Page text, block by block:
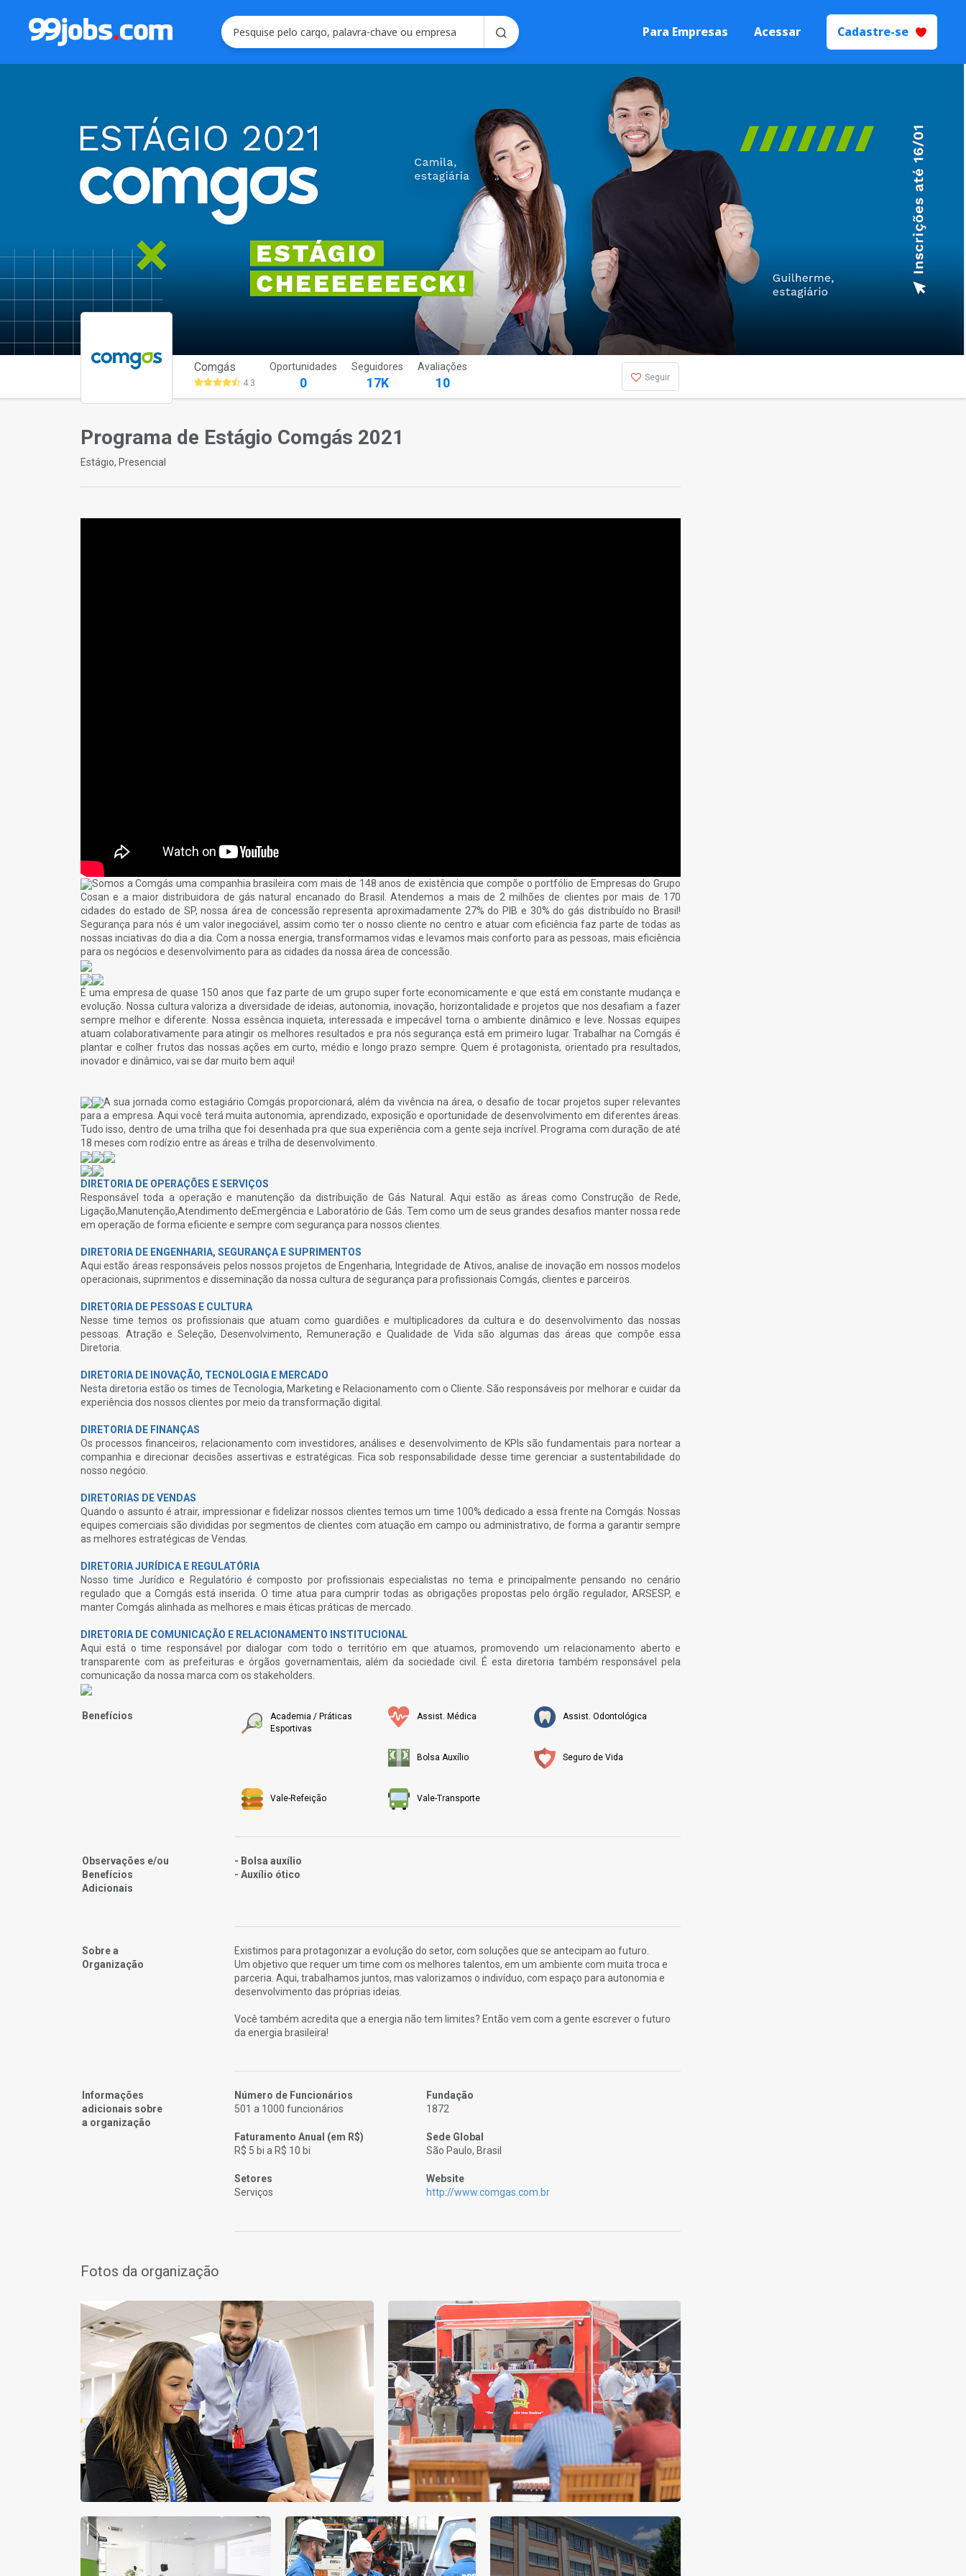
Para Empresas
Consultoria em Processos de
Seleção e Employer Branding.
Soluções para Recrutamento e
Seleção
Gerencie processos seletivos de
forma inteligente.
Acessar Cadastre-se
Comgás
4.3
Oportunidades
0
Seguidores
17K
Avaliações
10 Seguir
Programa de Estágio Comgás 2021
Estágio, Presencial
Somos a Comgás uma companhia brasileira com mais de 148 anos de existência que compõe o portfólio de Empresas do Grupo
Cosan e a maior distribuidora de gás natural encanado do Brasil. Atendemos a mais de 2 milhões de clientes por mais de 170
cidades do estado de SP, nossa área de concessão representa aproximadamente 27% do PIB e 30% do gás distribuído no Brasil!
Segurança para nós é um valor inegociável, assim como ter o nosso cliente no centro e atuar com eficiência faz parte de todas as
nossas inciativas do dia a dia. Com a nossa energia, transformamos vidas e levamos mais conforto para as pessoas, mais eficiência
para os negócios e desenvolvimento para as cidades da nossa área de concessão.
É uma empresa de quase 150 anos que faz parte de um grupo super forte economicamente e que está em constante mudança e
evolução. Nossa cultura valoriza a diversidade de ideias, autonomia, inovação, horizontalidade e projetos que nos desafiam a fazer
sempre melhor e diferente. Nossa essência inquieta, interessada e impecável torna o ambiente dinâmico e leve. Nossas equipes
atuam colaborativamente para atingir os melhores resultados e pra nós segurança está em primeiro lugar. Trabalhar na Comgás é
plantar e colher frutos das nossas ações em curto, médio e longo prazo sempre. Quem é protagonista, orientado pra resultados,
inovador e dinâmico, vai se dar muito bem aqui!
A sua jornada como estagiário Comgás proporcionará, além da vivência na área, o desafio de tocar projetos super relevantes
para a empresa. Aqui você terá muita autonomia, aprendizado, exposição e oportunidade de desenvolvimento em diferentes áreas.
Tudo isso, dentro de uma trilha que foi desenhada pra que sua experiência com a gente seja incrível. Programa com duração de até
18 meses com rodízio entre as áreas e trilha de desenvolvimento.
DIRETORIA DE OPERAÇÕES E SERVIÇOS
Responsável toda a operação e manutenção da distribuição de Gás Natural. Aqui estão as áreas como Construção de Rede,
Ligação,Manutenção,Atendimento deEmergência e Laboratório de Gás. Tem como um de seus grandes desafios manter nossa rede
em operação de forma eficiente e sempre com segurança para nossos clientes.
DIRETORIA DE ENGENHARIA, SEGURANÇA E SUPRIMENTOS
Aqui estão áreas responsáveis pelos nossos projetos de Engenharia, Integridade de Ativos, analise de inovação em nossos modelos
operacionais, suprimentos e disseminação da nossa cultura de segurança para profissionais Comgás, clientes e parceiros.
DIRETORIA DE PESSOAS E CULTURA
Nesse time temos os profissionais que atuam como guardiões e multiplicadores da cultura e do desenvolvimento das nossas
pessoas. Atração e Seleção, Desenvolvimento, Remuneração e Qualidade de Vida são algumas das áreas que compõe essa
Diretoria.
DIRETORIA DE INOVAÇÃO, TECNOLOGIA E MERCADO
Nesta diretoria estão os times de Tecnologia, Marketing e Relacionamento com o Cliente. São responsáveis por melhorar e cuidar da
experiência dos nossos clientes por meio da transformação digital.
DIRETORIA DE FINANÇAS
Os processos financeiros, relacionamento com investidores, análises e desenvolvimento de KPIs são fundamentais para nortear a
companhia e direcionar decisões assertivas e estratégicas. Fica sob responsabilidade desse time gerenciar a sustentabilidade do
nosso negócio.
DIRETORIAS DE VENDAS
Quando o assunto é atrair, impressionar e fidelizar nossos clientes temos um time 100% dedicado a essa frente na Comgás. Nossas
equipes comerciais são divididas por segmentos de clientes com atuação em campo ou administrativo, de forma a garantir sempre
as melhores estratégicas de Vendas.
DIRETORIA JURÍDICA E REGULATÓRIA
Nosso time Jurídico e Regulatório é composto por profissionais especialistas no tema e principalmente pensando no cenário
regulado que a Comgás está inserida. O time atua para cumprir todas as obrigações propostas pelo órgão regulador, ARSESP, e
manter Comgás alinhada as melhores e mais éticas práticas de mercado.
DIRETORIA DE COMUNICAÇÃO E RELACIONAMENTO INSTITUCIONAL
Aqui está o time responsável por dialogar com todo o território em que atuamos, promovendo um relacionamento aberto e
transparente com as prefeituras e órgãos governamentais, além da sociedade civil. É esta diretoria também responsável pela
comunicação da nossa marca com os stakeholders.
Benefícios
Academia / Práticas
Esportivas
Assist. Médica Assist. Odontológica
Bolsa Auxílio Seguro de Vida
Vale-Refeição Vale-Transporte
Observações e/ou
Benefícios
Adicionais
- Bolsa auxílio
- Auxílio ótico
Sobre a
Organização
Existimos para protagonizar a evolução do setor, com soluções que se antecipam ao futuro.
Um objetivo que requer um time com os melhores talentos, em um ambiente com muita troca e
parceria. Aqui, trabalhamos juntos, mas valorizamos o indivíduo, com espaço para autonomia e
desenvolvimento das próprias ideias.
Você também acredita que a energia não tem limites? Então vem com a gente escrever o futuro
da energia brasileira!
Informações
adicionais sobre
a organização
Número de Funcionários
501 a 1000 funcionários
Fundação
1872
Faturamento Anual (em R$)
R$ 5 bi a R$ 10 bi
Sede Global
São Paulo, Brasil
Setores
Serviços
Website
http://www.comgas.com.br
Fotos da organização